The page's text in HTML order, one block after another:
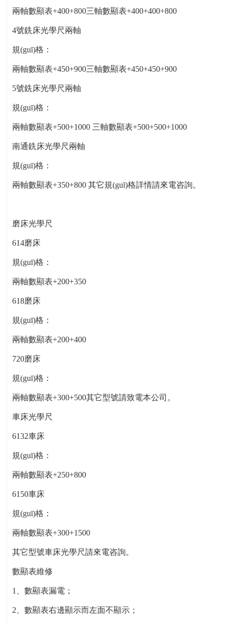
兩軸數顯表+400+800三軸數顯表+400+400+800
4號銑床光學尺兩軸
規(guī)格：
兩軸數顯表+450+900三軸數顯表+450+450+900
5號銑床光學尺兩軸
規(guī)格：
兩軸數顯表+500+1000 三軸數顯表+500+500+1000
南通銑床光學尺兩軸
規(guī)格：
兩軸數顯表+350+800 其它規(guī)格詳情請來電咨詢。
磨床光學尺
614磨床
規(guī)格：
兩軸數顯表+200+350
618磨床
規(guī)格：
兩軸數顯表+200+400
720磨床
規(guī)格：
兩軸數顯表+300+500其它型號請致電本公司。
車床光學尺
6132車床
規(guī)格：
兩軸數顯表+250+800
6150車床
規(guī)格：
兩軸數顯表+300+1500
其它型號車床光學尺請來電咨詢。
數顯表維修
1、數顯表漏電；
2、數顯表右邊顯示而左面不顯示；